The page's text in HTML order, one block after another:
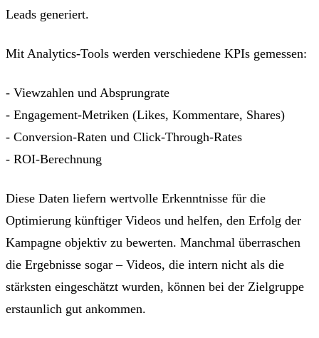
Leads generiert.
Mit Analytics-Tools werden verschiedene KPIs gemessen:
- Viewzahlen und Absprungrate
- Engagement-Metriken (Likes, Kommentare, Shares)
- Conversion-Raten und Click-Through-Rates
- ROI-Berechnung
Diese Daten liefern wertvolle Erkenntnisse für die
Optimierung künftiger Videos und helfen, den Erfolg der
Kampagne objektiv zu bewerten. Manchmal überraschen
die Ergebnisse sogar – Videos, die intern nicht als die
stärksten eingeschätzt wurden, können bei der Zielgruppe
erstaunlich gut ankommen.